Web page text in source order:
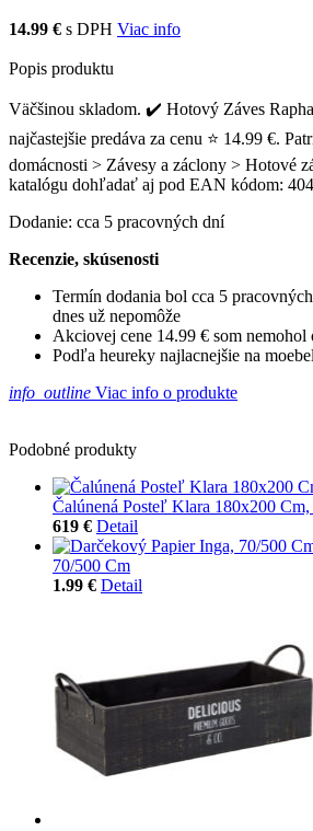
14.99 € s DPH Viac info
Popis produktu
Väčšinou skladom. ✔️ Hotový Záves
najčastejšie predáva za cenu ⭐ 14.99 €.
domácnosti > Závesy a záclony > Hotové
katalógu dohľadať aj pod EAN kódom:
Dodanie: cca 5 pracovných dní
Recenzie, skúsenosti
Termín dodania bol cca 5
dnes už nepomôže
Akciovej cene 14.99 € som nemohol
Podľa heureky najlacnejšie na
info_outline Viac info o produkte
Podobné produkty
Čalúnená Posteľ Klara 180x200
619 € Detail
70/500 Cm
1.99 € Detail